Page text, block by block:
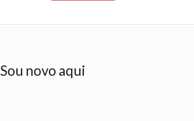
Sou novo aqui